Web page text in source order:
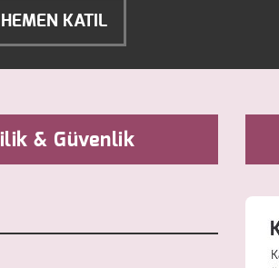
HEMEN KATIL
& Güvenlik